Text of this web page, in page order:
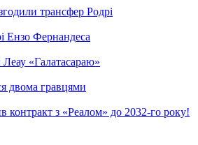
трансфер Родрі
Ензо Фернандеса
«Галатасараю»
двома гравцями
контракт з «Реалом» до 2032-го року!